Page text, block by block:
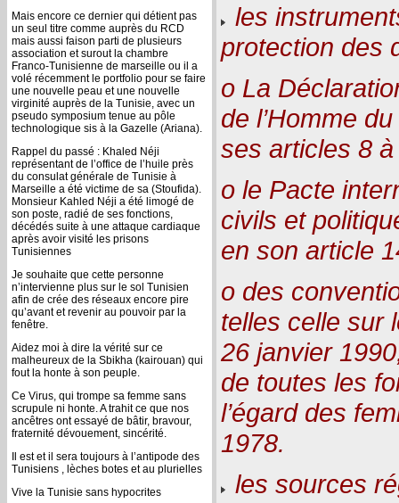
Mais encore ce dernier qui détient pas
un seul titre comme auprès du RCD
mais aussi faison parti de plusieurs
association et surout la chambre
Franco-Tunisienne de marseille ou il a
volé récemment le portfolio pour se faire
une nouvelle peau et une nouvelle
virginité auprès de la Tunisie, avec un
pseudo symposium tenue au pôle
technologique sis à la Gazelle (Ariana).
Rappel du passé : Khaled Néji
représentant de l’office de l’huile près
du consulat générale de Tunisie à
Marseille a été victime de sa (Stoufida).
Monsieur Kahled Néji a été limogé de
son poste, radié de ses fonctions,
décédés suite à une attaque cardiaque
après avoir visité les prisons
Tunisiennes
Je souhaite que cette personne
n’intervienne plus sur le sol Tunisien
afin de crée des réseaux encore pire
qu’avant et revenir au pouvoir par la
fenêtre.
Aidez moi à dire la vérité sur ce
malheureux de la Sbikha (kairouan) qui
fout la honte à son peuple.
Ce Virus, qui trompe sa femme sans
scrupule ni honte. A trahit ce que nos
ancêtres ont essayé de bâtir, bravour,
fraternité dévouement, sincérité.
Il est et il sera toujours à l’antipode des
Tunisiens , lèches botes et au plurielles
Vive la Tunisie sans hypocrites
les
protection des
o La
de l’Homme
ses articles 8 à
o le Pacte
civils et
en son article
o des
telles celle sur
26 janvier
de toutes les
l’égard des
1978.
les sources